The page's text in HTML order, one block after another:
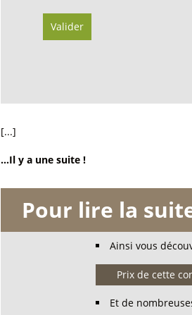
Valider
[...]
...Il y a une suite !
Pour lire la
Ainsi vous
Prix de cette
Et de